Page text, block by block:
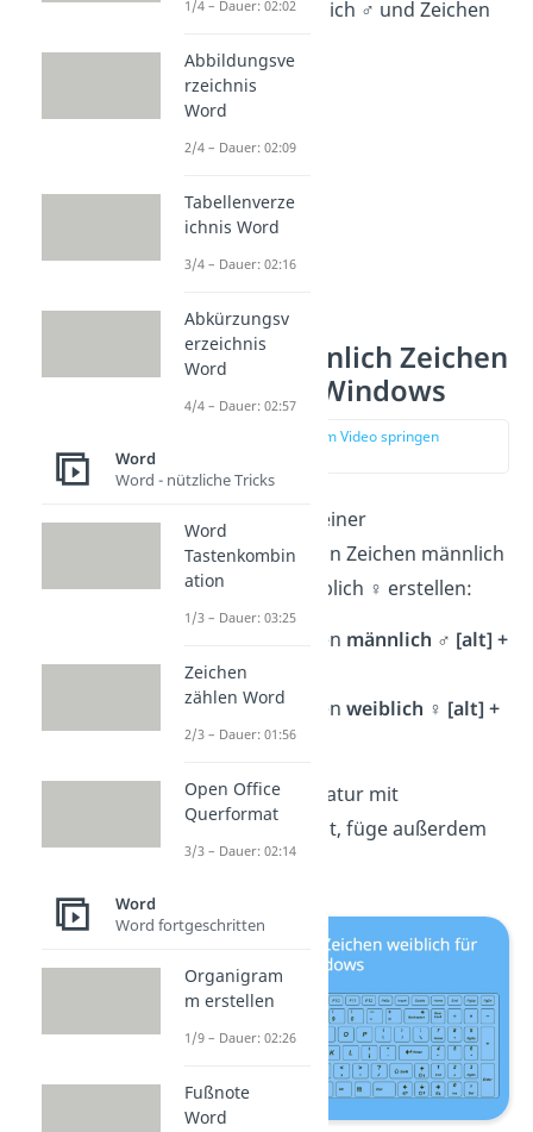
> Zeichen männlich ♂︎ und Zeichen
Zeichen männlich Zeichen
weiblich für Windows
zur Stelle im Video springen
Du kannst mithilfe einer
Windowstastatur
ein Zeichen männlich
♂︎ oder Zeichen weiblich ♀︎ erstellen:
Klicke für Zeichen männlich ♂︎ [alt] +
[1] + [1]
Klicke für Zeichen weiblich ♀︎ [alt] +
[1] + [2]
Wenn du keine
Tastatur mit
Nummernblock
hast, füge außerdem
Taste [fn]hinzu.
1/4 – Dauer: 02:02
Abbildungsve
rzeichnis
Word
2/4 – Dauer: 02:09
Tabellenverze
ichnis Word
3/4 – Dauer: 02:16
Abkürzungsv
erzeichnis
Word
4/4 – Dauer: 02:57
Word
Word - nützliche Tricks
Word
Tastenkombin
ation
1/3 – Dauer: 03:25
Zeichen
zählen Word
2/3 – Dauer: 01:56
Open Office
Querformat
3/3 – Dauer: 02:14
Word
Word fortgeschritten
Organigram
m erstellen
1/9 – Dauer: 02:26
Fußnote
Word